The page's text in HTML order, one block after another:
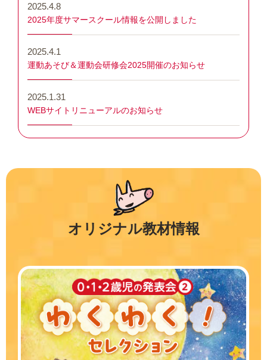
2025.4.8
2025年度サマースクール情報を公開しました
2025.4.1
運動あそび＆運動会研修会2025開催のお知らせ
2025.1.31
WEBサイトリニューアルのお知らせ
オリジナル教材情報